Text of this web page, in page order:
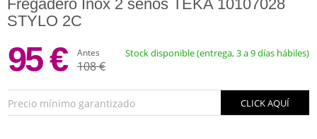
Fregadero Inox 2 senos TEKA 10107028
STYLO 2C
95 € Antes
108 €
Stock disponible (entrega, 3 a 9 días hábiles)
Precio mínimo garantizado CLICK AQUÍ